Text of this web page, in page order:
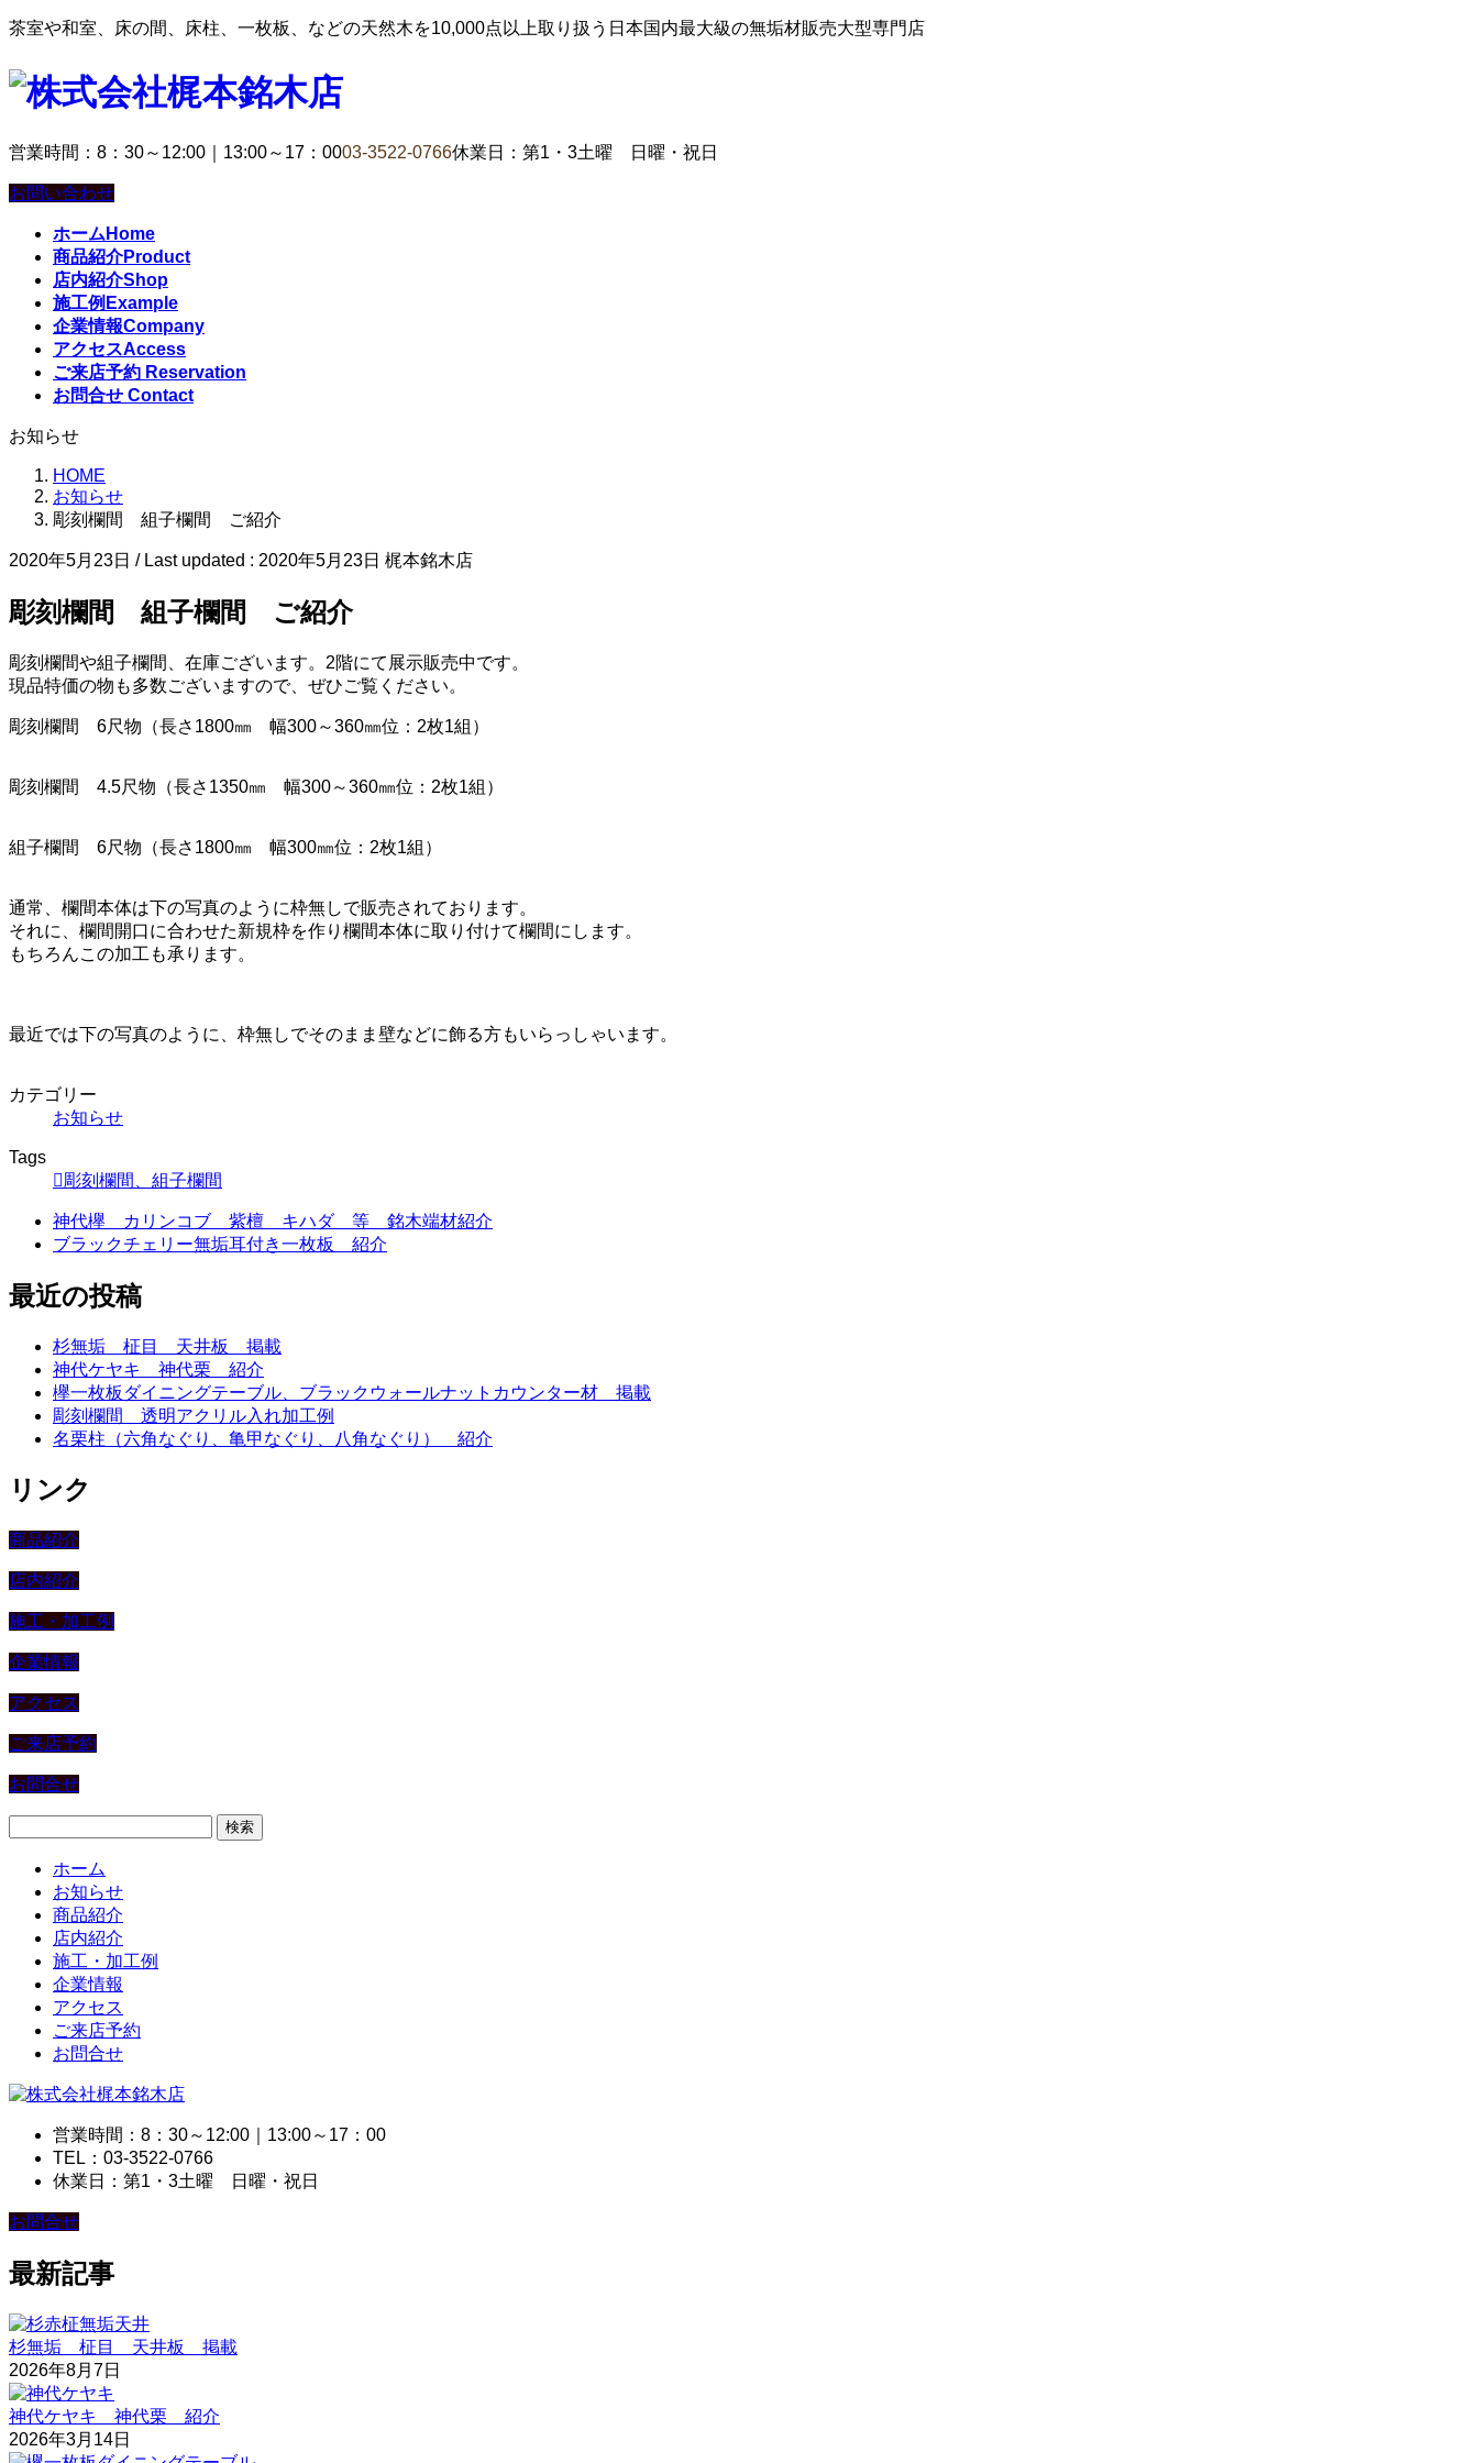
茶室や和室、床の間、床柱、一枚板、などの天然木を10,000点以上取り扱う日本国内最大級の無垢材販売大型専門店
営業時間：8：30～12:00｜13:00～17：0003-3522-0766休業日：第1・3土曜 日曜・祝日
お問い合わせ
ホーム Home
商品紹介Product
店内紹介Shop
施工例 Example
企業情報Company
アクセスAccess
ご来店予約 Reservation
お問合せ Contact
お知らせ
HOME
お知らせ
彫刻欄間 組子欄間 ご紹介
2020年5月23日 / Last updated : 2020年5月23日 梶本銘木店
彫刻欄間 組子欄間 ご紹介
彫刻欄間や組子欄間、在庫ございます。2階にて展示販売中です。
現品特価の物も多数ございますので、ぜひご覧ください。
彫刻欄間 6尺物（長さ1800㎜ 幅300～360㎜位：2枚1組）
彫刻欄間 4.5尺物（長さ1350㎜ 幅300～360㎜位：2枚1組）
組子欄間 6尺物（長さ1800㎜ 幅300㎜位：2枚1組）
通常、欄間本体は下の写真のように枠無しで販売されております。
それに、欄間開口に合わせた新規枠を作り欄間本体に取り付けて欄間にします。
もちろんこの加工も承ります。
最近では下の写真のように、枠無しでそのまま壁などに飾る方もいらっしゃいます。
カテゴリー
お知らせ
Tags
彫刻欄間、組子欄間
神代欅 カリンコブ 紫檀 キハダ 等 銘木端材紹介
ブラックチェリー無垢耳付き一枚板 紹介
最近の投稿
杉無垢 柾目 天井板 掲載
神代ケヤキ 神代栗 紹介
欅一枚板ダイニングテーブル、ブラックウォールナットカウンター材 掲載
彫刻欄間 透明アクリル入れ加工例
名栗柱（六角なぐり、亀甲なぐり、八角なぐり） 紹介
リンク
商品紹介
店内紹介
施工・加工例
企業情報
アクセス
ご来店予約
お問合せ
ホーム
お知らせ
商品紹介
店内紹介
施工・加工例
企業情報
アクセス
ご来店予約
お問合せ
営業時間：8：30～12:00｜13:00～17：00
TEL：03-3522-0766
休業日：第1・3土曜 日曜・祝日
お問合せ
最新記事
杉無垢 柾目 天井板 掲載
2026年8月7日
神代ケヤキ 神代栗 紹介
2026年3月14日